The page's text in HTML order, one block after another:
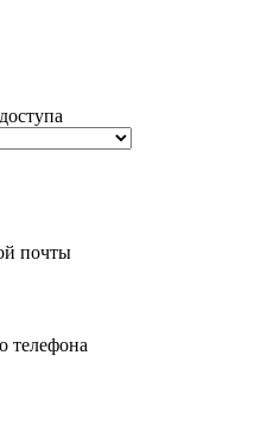
почты
телефона